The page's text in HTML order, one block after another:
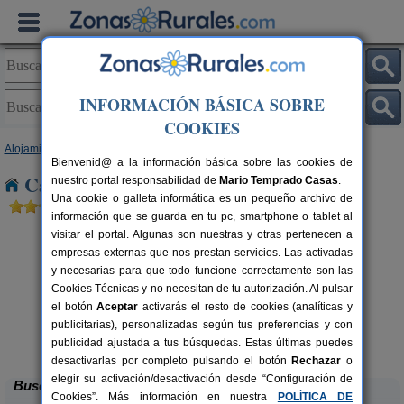
Alojamientos
Casas Rurales cerca de Ikaztegieta
60 pers.
desde23 €
Hotel Rural Gurutzeberri
Oiartzun (Guipúzcoa)
Buscar
INFORMACIÓN BÁSICA SOBRE
COOKIES
Bienvenid@ a la información básica sobre las cookies de
nuestro portal responsabilidad de Mario Temprado Casas.
Una cookie o galleta informática es un pequeño archivo de
información que se guarda en tu pc, smartphone o tablet al
visitar el portal. Algunas son nuestras y otras pertenecen a
empresas externas que nos prestan servicios. Las activadas
y necesarias para que todo funcione correctamente son las
Cookies Técnicas y no necesitan de tu autorización. Al pulsar
el botónAceptar activarás el resto de cookies (analíticas y
publicitarias), personalizadas según tus preferencias y con
publicidad ajustada a tus búsquedas. Estas últimas puedes
desactivarlas por completo pulsando el botón Rechazar o
elegir su activación/desactivación desde “Configuración de
Cookies”. Más información en nuestra
POLÍTICA DE